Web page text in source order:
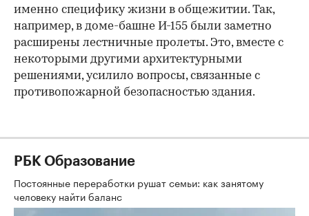
именно специфику жизни в общежитии. Так,
например, в доме-башне И-155 были заметно
расширены лестничные пролеты. Это, вместе с
некоторыми другими архитектурными
решениями, усилило вопросы, связанные с
противопожарной безопасностью здания.
РБК Образование
Постоянные переработки рушат семьи: как занятому
человеку найти баланс